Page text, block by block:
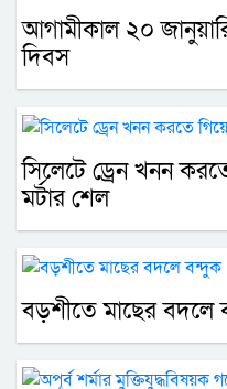
আগামীকাল ২০
দিবস
সিলেটে ড্রেন খনন
মর্টার শেল
বড়শীতে মাছের বদলে